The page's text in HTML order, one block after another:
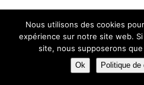
Nous utilisons des cookies
expérience sur notre site web.
site, nous supposerons
Ok Politique de